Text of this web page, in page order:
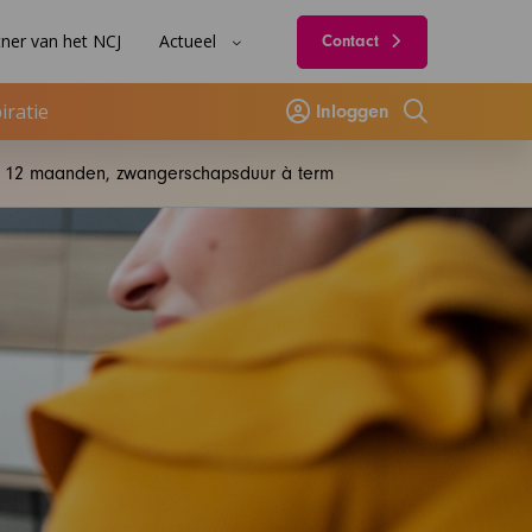
van het NCJ Actueel Contact
Inloggen
Zoeken
maanden, zwangerschapsduur à term